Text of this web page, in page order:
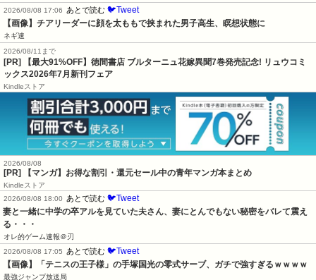
2026/08/08 17:06
あとで読む 🐦Tweet
【画像】チアリーダーに顔を太ももで挟まれた男子高生、瞑想状態に
ネギ速
2026/08/11まで
[PR] 【最大91%OFF】徳間書店 ブルターニュ花嫁異聞7巻発売記念! リュウコミ
ックス2026年7月新刊フェア
Kindleストア
2026/08/08
[PR] 【マンガ】お得な割引・還元セール中の青年マンガ本まとめ
Kindleストア
2026/08/08 18:00 あとで読む 🐦Tweet
妻と一緒に中学の卒アルを見ていた夫さん、妻にとんでもない秘密をバレて震え
る・・・
オレ的ゲーム速報＠刃
2026/08/08 17:05 あとで読む 🐦Tweet
【画像】「テニスの王子様」の手塚国光の零式サーブ、ガチで強すぎるｗｗｗｗ
最強ジャンプ放送局